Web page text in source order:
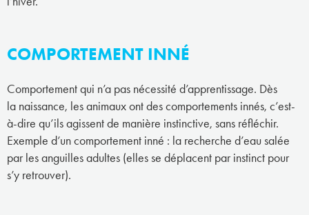
COMPORTEMENT INNÉ
Comportement qui n’a pas nécessité d’apprentissage. Dès
la naissance, les animaux ont des comportements innés, c’est-
à-dire qu’ils agissent de manière instinctive, sans réfléchir.
Exemple d’un comportement inné : la recherche d’eau salée
par les anguilles adultes (elles se déplacent par instinct pour
s’y retrouver).